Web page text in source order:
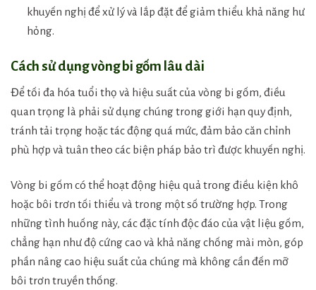
khuyến nghị để xử lý và lắp đặt để giảm thiểu khả năng hư
hỏng.
Cách sử dụng vòng bi gốm lâu dài
Để tối đa hóa tuổi thọ và hiệu suất của vòng bi gốm, điều
quan trọng là phải sử dụng chúng trong giới hạn quy định,
tránh tải trọng hoặc tác động quá mức, đảm bảo căn chỉnh
phù hợp và tuân theo các biện pháp bảo trì được khuyến nghị.
Vòng bi gốm có thể hoạt động hiệu quả trong điều kiện khô
hoặc bôi trơn tối thiểu và trong một số trường hợp. Trong
những tình huống này, các đặc tính độc đáo của vật liệu gốm,
chẳng hạn như độ cứng cao và khả năng chống mài mòn, góp
phần nâng cao hiệu suất của chúng mà không cần đến mỡ
bôi trơn truyền thống.